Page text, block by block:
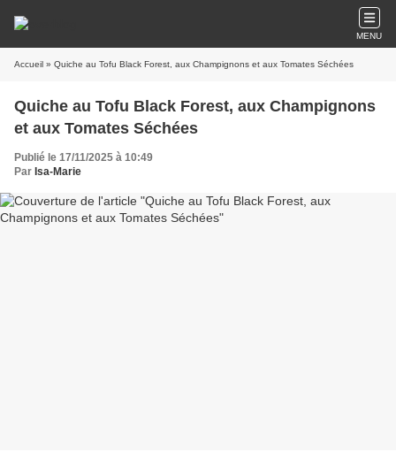
MENU
Accueil » Quiche au Tofu Black Forest, aux Champignons et aux Tomates Séchées
Quiche au Tofu Black Forest, aux Champignons
et aux Tomates Séchées
Publié le 17/11/2025 à 10:49
Par Isa-Marie